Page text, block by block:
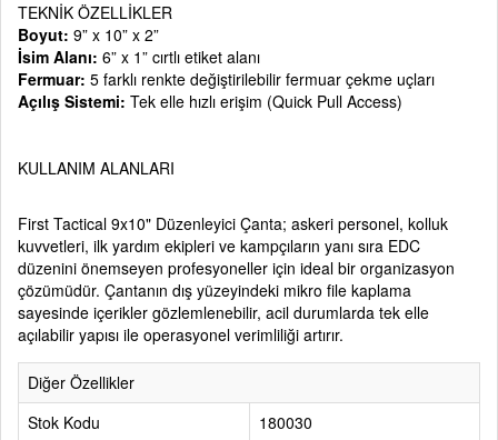
TEKNİK ÖZELLİKLER
Boyut: 9” x 10” x 2”
İsim Alanı: 6” x 1” cırtlı etiket alanı
Fermuar: 5 farklı renkte değiştirilebilir fermuar çekme uçları
Açılış Sistemi: Tek elle hızlı erişim (Quick Pull Access)
KULLANIM ALANLARI
First Tactical 9x10" Düzenleyici Çanta; askeri personel, kolluk
kuvvetleri, ilk yardım ekipleri ve kampçıların yanı sıra EDC
düzenini önemseyen profesyoneller için ideal bir organizasyon
çözümüdür. Çantanın dış yüzeyindeki mikro file kaplama
sayesinde içerikler gözlemlenebilir, acil durumlarda tek elle
açılabilir yapısı ile operasyonel verimliliği artırır.
Diğer Özellikler
Stok Kodu
180030